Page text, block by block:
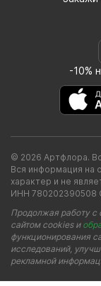
-10%
© 2026 Артфлора.
Вся информация на
характер и не
ИНН 780202390508
Продолжая работу с
сайтом cookies и
функционирования
исследований,
рекламной